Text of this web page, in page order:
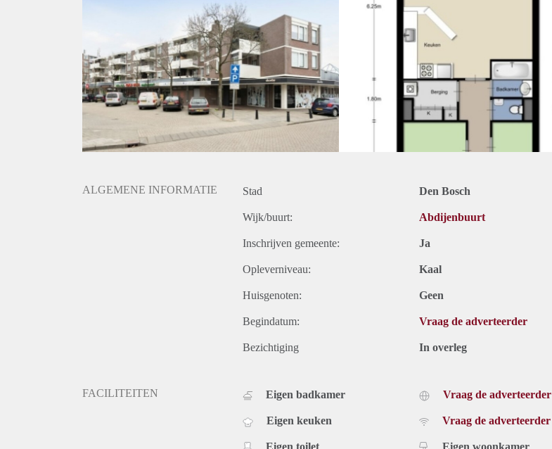
ALGEMENE INFORMATIE Stad Den Bosch
Wijk/buurt: Abdijenbuurt
Inschrijven gemeente: Ja
Opleverniveau: Kaal
Huisgenoten: Geen
Begindatum: Vraag de adverteerder
Bezichtiging In overleg
FACILITEITEN Eigen badkamer
Eigen keuken
Vraag de adverteerder
Vraag de adverteerder